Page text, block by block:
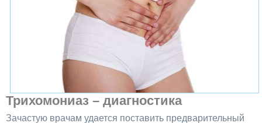
Трихомониаз – диагностика
Зачастую врачам удается поставить предварительный